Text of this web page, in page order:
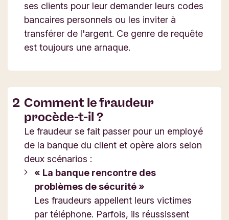
ses clients pour leur demander leurs codes
bancaires personnels ou les inviter à
transférer de l'argent. Ce genre de requête
est toujours une arnaque.
Comment le fraudeur
procède-t-il ?
Le fraudeur se fait passer pour un employé
de la banque du client et opère alors selon
deux scénarios :
« La banque rencontre des
problèmes de sécurité »
Les fraudeurs appellent leurs victimes
par téléphone. Parfois, ils réussissent